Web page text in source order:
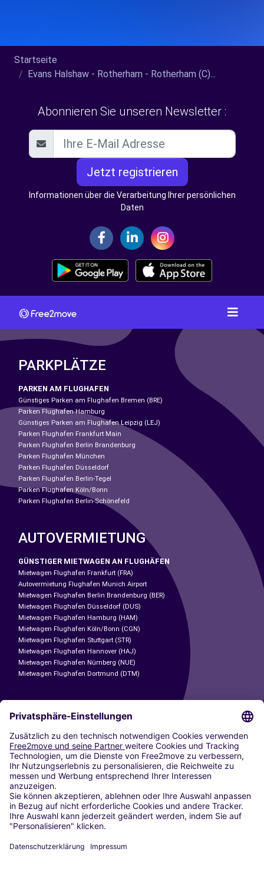
Startseite
Evans Halshaw - Rotherham - Rotherham (C)...
Abonnieren Sie unseren Newsletter :
Jetzt registrieren
Informationen über die Verarbeitung Ihrer persönlichen
Daten
PARKPLÄTZE
PARKEN AM FLUGHAFEN
Günstiges Parken am Flughafen Bremen (BRE)
Parken Flughafen Hamburg
Günstiges Parken am Flughafen Leipzig (LEJ)
Parken Flughafen Frankfurt Main
Parken Flughafen Berlin Brandenburg
Parken Flughafen München
Parken Flughafen Düsseldorf
Parken Flughafen Berlin-Tegel
Parken Flughafen Köln/Bonn
Parken Flughafen Berlin-Schönefeld
AUTOVERMIETUNG
GÜNSTIGER MIETWAGEN AN FLUGHÄFEN
Mietwagen Flughafen Frankfurt (FRA)
Autovermietung Flughafen Munich Airport
Mietwagen Flughafen Berlin Brandenburg (BER)
Mietwagen Flughafen Düsseldorf (DUS)
Mietwagen Flughafen Hamburg (HAM)
Mietwagen Flughafen Köln/Bonn (CGN)
Mietwagen Flughafen Stuttgart (STR)
Mietwagen Flughafen Hannover (HAJ)
Mietwagen Flughafen Nürnberg (NUE)
Mietwagen Flughafen Dortmund (DTM)
CARSHARING
UNSERE STÄDTE
Paris
Madrid
Washington DC
Mailand
Rom
Turin
Wien
Berlin
Düsseldorf